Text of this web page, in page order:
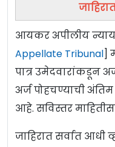
आयकर अपीलीय
Appellate Tribunal]
पात्र उमेदवारांकडून
अर्ज पोहचण्याची
आहे. सविस्तर
जाहिरात सर्वात आधी